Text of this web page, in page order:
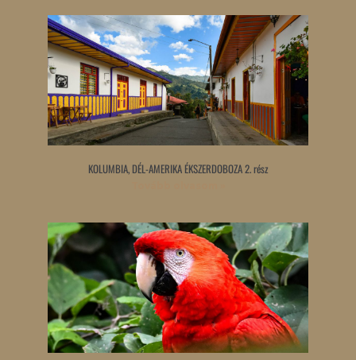
KOLUMBIA, DÉL-AMERIKA ÉKSZERDOBOZA 2. rész